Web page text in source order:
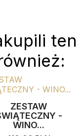
ten
ZESTAW
-
WINO...